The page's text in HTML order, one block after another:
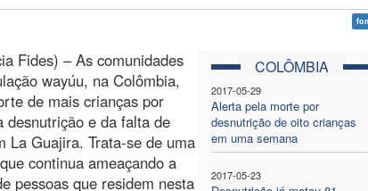
COLÔMBIA
2017-05-29
Alerta pela morte por
desnutrição de oito crianças
em uma semana
2017-05-23
Fides) – As comunidades
wayúu, na Colômbia,
de mais crianças por
desnutrição e da falta de
La Guajira. Trata-se de uma
continua ameaçando a
pessoas que residem nesta